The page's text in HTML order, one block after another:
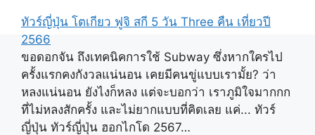
ทัวร์ญี่ปุ่น โตเกียว ฟูจิ สกี 5 วัน Three คืน เที่ยวปี
2566
ขอดอกจัน ถึงเทคนิคการใช้ Subway ซึ่งหากใครไป
ครั้งแรกคงกังวลแน่นอน เคยมีคนขู่แบบเรามั้ย? ว่า
หลงแน่นอน ยังไงก็หลง แต่จะบอกว่า เราภูมิใจมากกก
ที่ไม่หลงสักครั้ง และไม่ยากแบบที่คิดเลย แค่... ทัวร์
ญี่ปุ่น ทัวร์ญี่ปุ่น ฮอกไกโด 2567…